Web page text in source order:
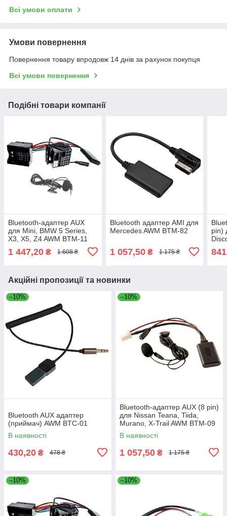
Всі умови оплати
Умови повернення
Повернення товару впродовж 14 днів за рахунок покупця
Всі умови повернення
Подібні товари компанії
Bluetooth-адаптер AUX
для Mini, BMW 5 Series,
X3, X5, Z4 AWM BTM-11
1 447,20 ₴ 1 608 ₴
Bluetooth адаптер AMI для
Mercedes AWM BTM-82
1 057,50₴ 1 175 ₴
pin)
Акційні пропозиції та новинки
–10%
Bluetooth AUX адаптер
(приймач) AWM BTC-01
В наявності
430,20 ₴ 478 ₴
–10%
Bluetooth-адаптер AUX (8 pin)
для Nissan Teana, Tiida,
Murano, X-Trail AWM BTM-09
В наявності
1 057,50 ₴ 1 175 ₴
–10% –10%